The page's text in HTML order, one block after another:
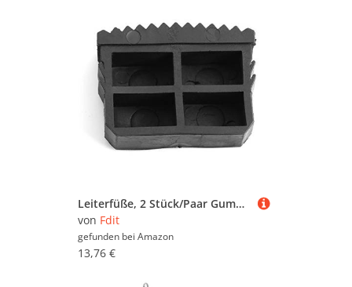
Leiterfüße, 2 Stück/Paar Gummi, Rutschfester Ersatz Schritt Leiterfüße Fußmattenkissensohle Schwarz für Aluminiumleiter, deren Füße eine innere Größe von 60 x 23 mm haben
von Fdit
gefunden bei Amazon
13,76 €